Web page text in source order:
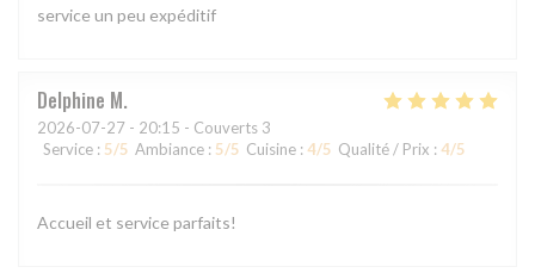
service un peu expéditif
Delphine M
2026-07-27 - 20:15 - Couverts 3
Service : 5/5 Ambiance : 5/5 Cuisine : 4/5 Qualité / Prix : 4/5
Accueil et service parfaits!